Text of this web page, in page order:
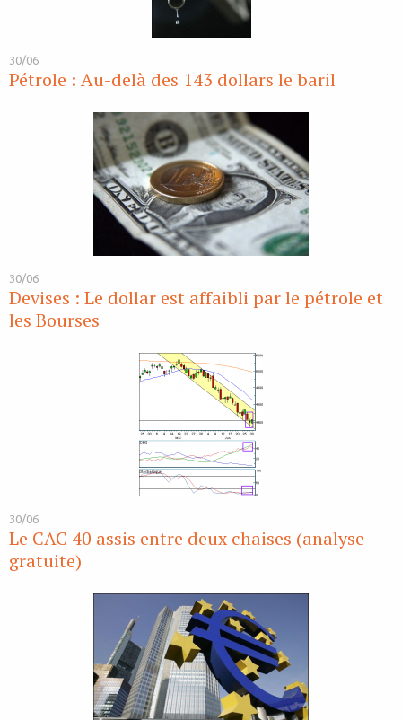
30/06
Pétrole : Au-delà des 143 dollars le baril
30/06
Devises : Le dollar est affaibli par le pétrole et
les Bourses
30/06
Le CAC 40 assis entre deux chaises (analyse
gratuite)